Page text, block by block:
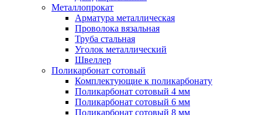
Металлопрокат
Арматура металлическая
Проволока вязальная
Труба стальная
Уголок металлический
Швеллер
Поликарбонат сотовый
Комплектующие к поликарбонату
Поликарбонат сотовый 4 мм
Поликарбонат сотовый 6 мм
Поликарбонат сотовый 8 мм